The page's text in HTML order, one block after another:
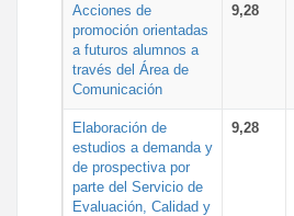
Acciones de
promoción orientadas
a futuros alumnos a
través del Área de
Comunicación
9,28
Elaboración de
estudios a demanda y
de prospectiva por
parte del Servicio de
Evaluación, Calidad y
9,28